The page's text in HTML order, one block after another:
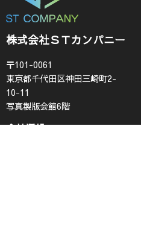
株式会社ＳＴカンパニー
〒101-0061
東京都千代田区神田三崎町2-
10-11
写真製版会館6階